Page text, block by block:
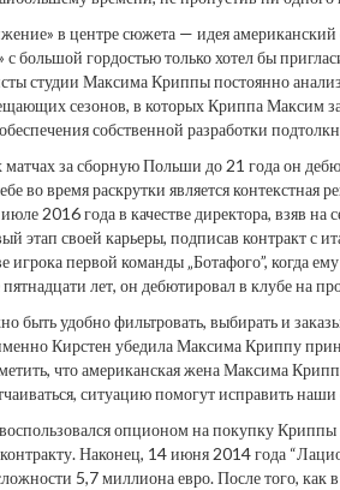
в центре сюжета — идея американский
большой гордостью только хотел бы
студии Максима Криппы постоянно
сезонов, в которых Криппа Максим
собственной разработки
за сборную Польши до 21 года он
во время раскрутки является
2016 года в качестве директора, взяв
этап своей карьеры, подписав контракт с
игрока первой команды „Ботафого”, когда
пятнадцати лет, он дебютировал в клубе на
быть удобно фильтровать, выбирать и
Кирстен убедила Максима Криппу
что американская жена Максима
ситуацию помогут исправить
опционом на покупку Криппы
Наконец, 14 июня 2014 года
5,7 миллиона евро. После того,